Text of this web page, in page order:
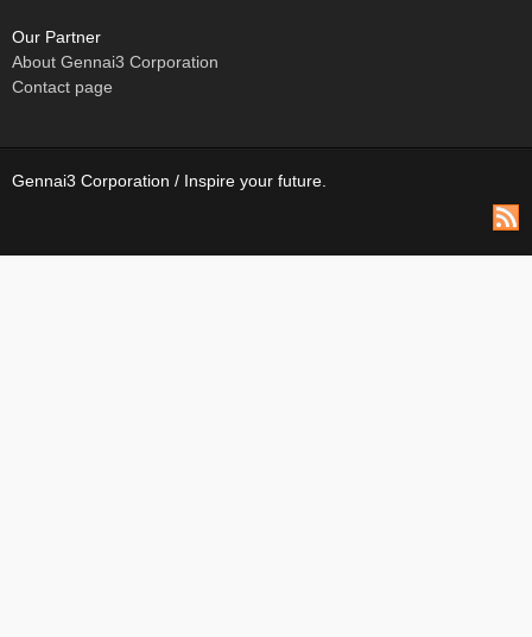
Our Partner
About Gennai3 Corporation
Contact page
Gennai3 Corporation / Inspire your future.